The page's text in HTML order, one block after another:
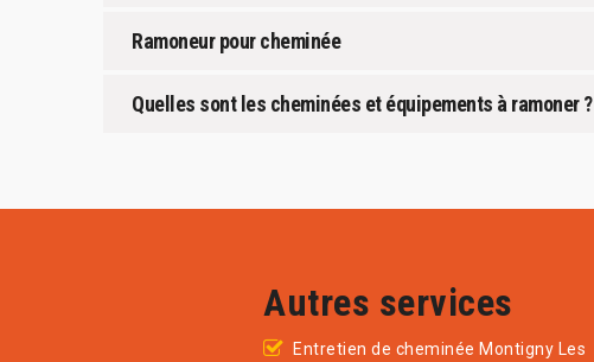
Ramoneur pour cheminée
Quelles sont les cheminées et équipements à ramoner ?
Autres services
Entretien de cheminée Montigny Les